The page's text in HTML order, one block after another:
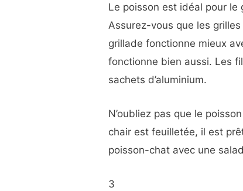
Le poisson est idéal pour
Assurez-vous que les
grillade fonctionne mieux
fonctionne bien aussi. Les
sachets d’aluminium.
N’oubliez pas que le
chair est feuilletée, il est
poisson-chat avec une
3